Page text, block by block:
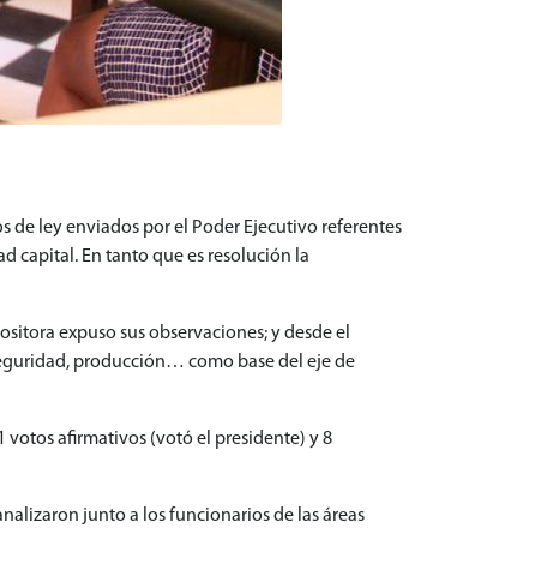
de ley enviados por el Poder Ejecutivo referentes
capital. En tanto que es resolución la
expuso sus observaciones; y desde el
producción… como base del eje de
votos afirmativos (votó el presidente) y 8
junto a los funcionarios de las áreas